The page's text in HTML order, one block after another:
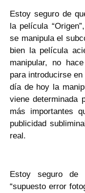
Estoy seguro de
la película
se manipula el
bien la película
manipular, no
para introducirse
día de hoy la
viene determinada
más importantes
publicidad
real.
Estoy seguro
“supuesto error